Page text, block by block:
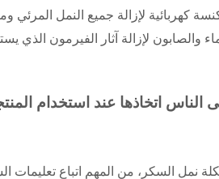
كهربائية لإزالة جميع النمل المرئي
والصابون لإزالة آثار الفيرمون الذي
الناس اتخاذها عند استخدام
نمل السكر، من المهم اتباع تعليمات